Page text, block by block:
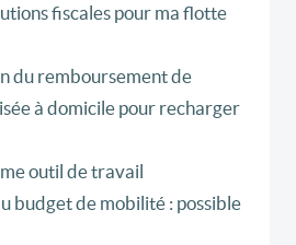
fiscales pour ma flotte
du remboursement de
à domicile pour recharger
outil de travail
budget de mobilité : possible